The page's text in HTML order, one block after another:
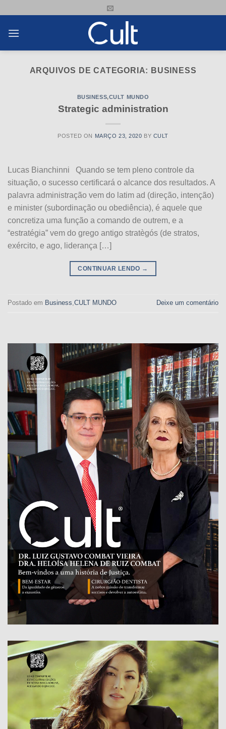
content
ARQUIVOS DE CATEGORIA: BUSINESS
BUSINESS,CULT MUNDO
Strategic administration
POSTED ON MARÇO 23, 2020 BY CULT
Lucas Bianchinni Quando se tem pleno controle da
situação, o sucesso certificará o alcance dos resultados. A
palavra administração vem do latim ad (direção, intenção)
e minister (subordinação ou obediência), é aquele que
concretiza uma função a comando de outrem, e a
“estratégia” vem do grego antigo stratègós (de stratos,
exército, e ago, liderança […]
CONTINUAR LENDO →
Postado em Business CULT MUNDO Deixe um comentário